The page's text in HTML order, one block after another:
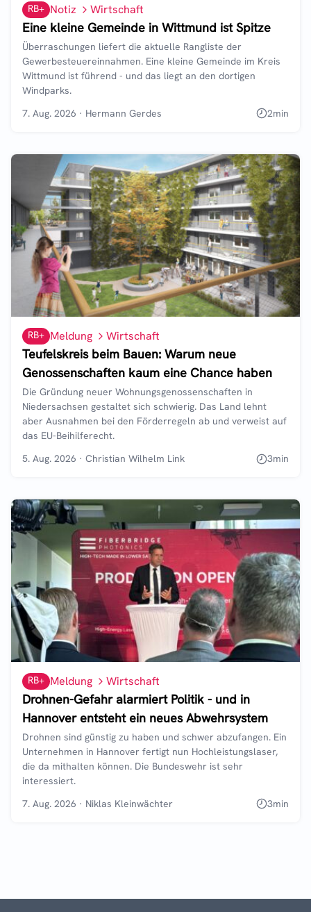
RB+ Notiz Wirtschaft
Eine kleine Gemeinde in Wittmund ist Spitze
Überraschungen liefert die aktuelle Rangliste der
Gewerbesteuereinnahmen. Eine kleine Gemeinde im Kreis
Wittmund ist führend - und das liegt an den dortigen
Windparks.
7. Aug. 2026 · Hermann Gerdes 2min
RB+ Meldung Wirtschaft
Teufelskreis beim Bauen: Warum neue
Genossenschaften kaum eine Chance haben
Die Gründung neuer Wohnungsgenossenschaften in
Niedersachsen gestaltet sich schwierig. Das Land lehnt
aber Ausnahmen bei den Förderregeln ab und verweist auf
das EU-Beihilferecht.
5. Aug. 2026 · Christian Wilhelm Link 3min
RB+ Meldung Wirtschaft
Drohnen-Gefahr alarmiert Politik - und in
Hannover entsteht ein neues Abwehrsystem
Drohnen sind günstig zu haben und schwer abzufangen. Ein
Unternehmen in Hannover fertigt nun Hochleistungslaser,
die da mithalten können. Die Bundeswehr ist sehr
interessiert.
7. Aug. 2026 · Niklas Kleinwächter 3min